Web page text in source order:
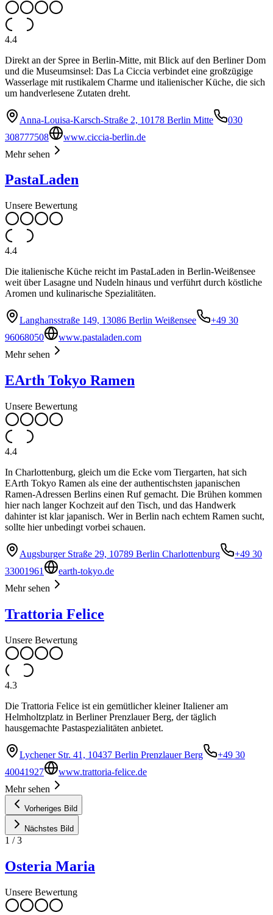
4.4
Direkt an der Spree in Berlin-Mitte, mit Blick auf den Berliner Dom
und die Museumsinsel: Das La Ciccia verbindet eine großzügige
Wasserlage mit rustikalem Charme und italienischer Küche, die sich
um handverlesene Zutaten dreht.
Anna-Louisa-Karsch-Straße 2, 10178 Berlin Mitte
030
308777508
www.ciccia-berlin.de
Mehr sehen
PastaLaden
Unsere Bewertung
4.4
Die italienische Küche reicht im PastaLaden in Berlin-Weißensee
weit über Lasagne und Nudeln hinaus und verführt durch köstliche
Aromen und kulinarische Spezialitäten.
Langhansstraße 149, 13086 Berlin Weißensee
+49 30
96068050
www.pastaladen.com
Mehr sehen
EArth Tokyo Ramen
Unsere Bewertung
4.4
In Charlottenburg, gleich um die Ecke vom Tiergarten, hat sich
EArth Tokyo Ramen als eine der authentischsten japanischen
Ramen-Adressen Berlins einen Ruf gemacht. Die Brühen kommen
hier nach langer Kochzeit auf den Tisch, und das Handwerk
dahinter ist klar japanisch. Wer in Berlin nach echtem Ramen sucht,
sollte hier unbedingt vorbei schauen.
Augsburger Straße 29, 10789 Berlin Charlottenburg
+49 30
33001961
earth-tokyo.de
Mehr sehen
Trattoria Felice
Unsere Bewertung
4.3
Die Trattoria Felice ist ein gemütlicher kleiner Italiener am
Helmholtzplatz in Berliner Prenzlauer Berg, der täglich
hausgemachte Pastaspezialitäten anbietet.
Lychener Str. 41, 10437 Berlin Prenzlauer Berg
+49 30
40041927
www.trattoria-felice.de
Mehr sehen
Vorheriges Bild
Nächstes Bild
1 /3
Osteria Maria
Unsere Bewertung